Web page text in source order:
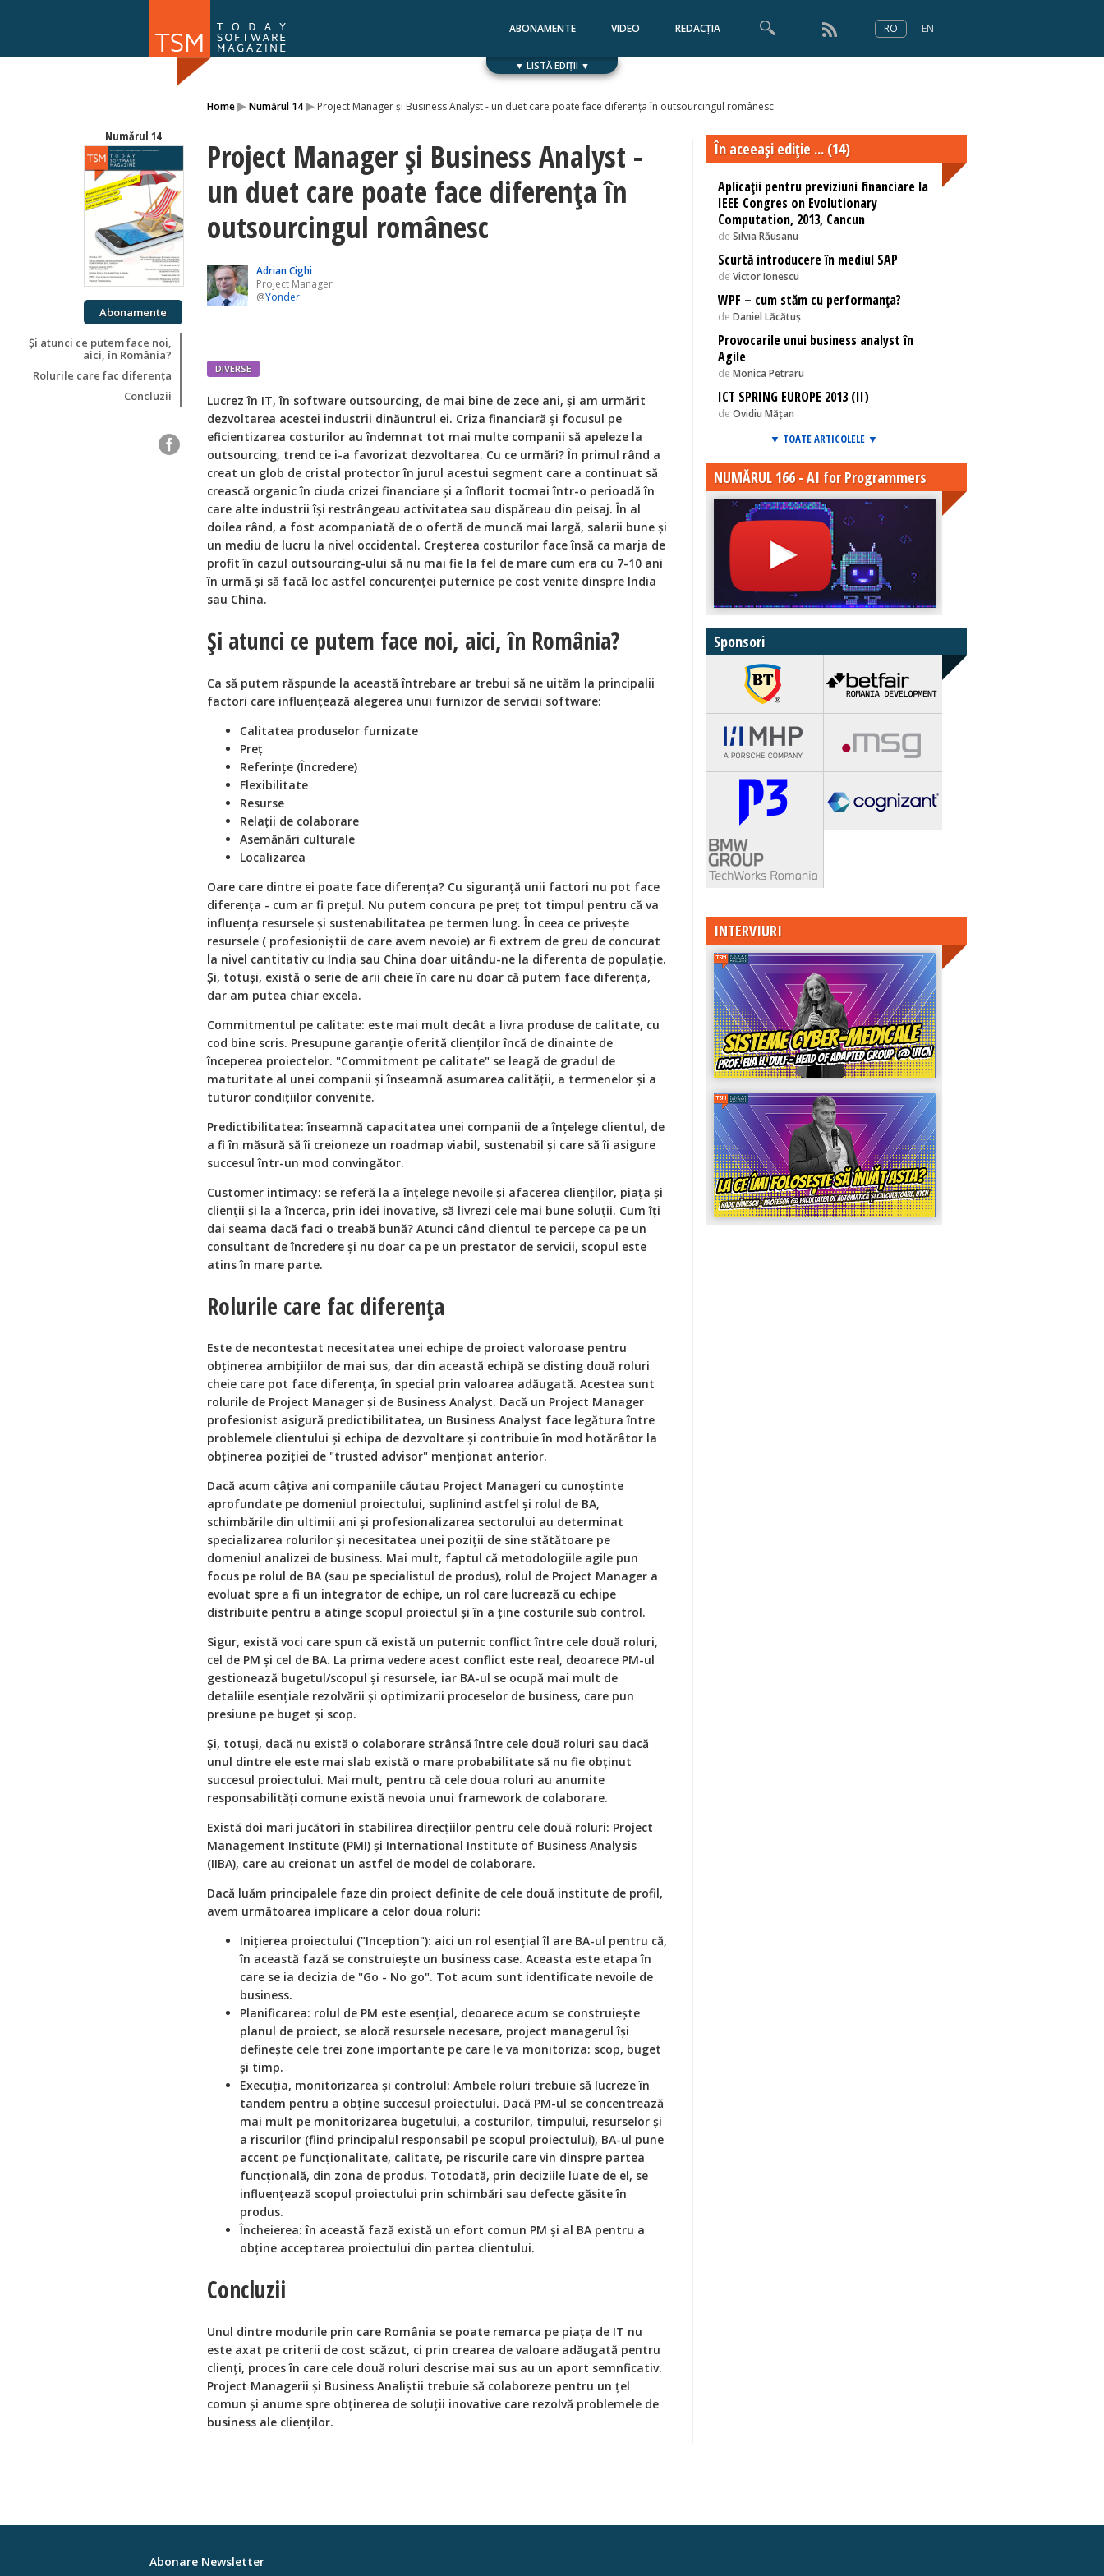
ABONAMENTE VIDEO REDACȚIA RO EN
▼ LISTĂ EDIȚII ▼
Home▸Numărul 14▸ Project Manager și Business Analyst - un duet care poate face diferența în outsourcingul românesc
Numărul 14
Abonamente
Și atunci ce putem face noi,
aici, în România?
Rolurile care fac diferența
Concluzii
Project Manager și Business Analyst -
un duet care poate face diferența în
outsourcingul românesc
Adrian Cighi
Project Manager
@Yonder
DIVERSE
Lucrez în IT, în software outsourcing, de mai bine de zece ani, și am urmărit
dezvoltarea acestei industrii dinăuntrul ei. Criza financiară și focusul pe
eficientizarea costurilor au îndemnat tot mai multe companii să apeleze la
outsourcing, trend ce i-a favorizat dezvoltarea. Cu ce urmări? În primul rând a
creat un glob de cristal protector în jurul acestui segment care a continuat să
crească organic în ciuda crizei financiare și a înflorit tocmai într-o perioadă în
care alte industrii își restrângeau activitatea sau dispăreau din peisaj. În al
doilea rând, a fost acompaniată de o ofertă de muncă mai largă, salarii bune și
un mediu de lucru la nivel occidental. Creșterea costurilor face însă ca marja de
profit în cazul outsourcing-ului să nu mai fie la fel de mare cum era cu 7-10 ani
în urmă și să facă loc astfel concurenței puternice pe cost venite dinspre India
sau China.
Și atunci ce putem face noi, aici, în România?
Ca să putem răspunde la această întrebare ar trebui să ne uităm la principalii
factori care influențează alegerea unui furnizor de servicii software:
Calitatea produselor furnizate
Preț
Referințe (Încredere)
Flexibilitate
Resurse
Relații de colaborare
Asemănări culturale
Localizarea
Oare care dintre ei poate face diferența? Cu siguranță unii factori nu pot face
diferența - cum ar fi prețul. Nu putem concura pe preț tot timpul pentru că va
influența resursele și sustenabilitatea pe termen lung. În ceea ce privește
resursele ( profesioniștii de care avem nevoie) ar fi extrem de greu de concurat
la nivel cantitativ cu India sau China doar uitându-ne la diferenta de populație.
Și, totuși, există o serie de arii cheie în care nu doar că putem face diferența,
dar am putea chiar excela.
Commitmentul pe calitate: este mai mult decât a livra produse de calitate, cu
cod bine scris. Presupune garanție oferită clienților încă de dinainte de
începerea proiectelor. "Commitment pe calitate" se leagă de gradul de
maturitate al unei companii și înseamnă asumarea calității, a termenelor și a
tuturor condițiilor convenite.
Predictibilitatea: înseamnă capacitatea unei companii de a înțelege clientul, de
a fi în măsură să îi creioneze un roadmap viabil, sustenabil și care să îi asigure
succesul într-un mod convingător.
Customer intimacy: se referă la a înțelege nevoile și afacerea clienților, piața și
clienții și la a încerca, prin idei inovative, să livrezi cele mai bune soluții. Cum îți
dai seama dacă faci o treabă bună? Atunci când clientul te percepe ca pe un
consultant de încredere și nu doar ca pe un prestator de servicii, scopul este
atins în mare parte.
Rolurile care fac diferența
Este de necontestat necesitatea unei echipe de proiect valoroase pentru
obținerea ambițiilor de mai sus, dar din această echipă se disting două roluri
cheie care pot face diferența, în special prin valoarea adăugată. Acestea sunt
rolurile de Project Manager și de Business Analyst. Dacă un Project Manager
profesionist asigură predictibilitatea, un Business Analyst face legătura între
problemele clientului și echipa de dezvoltare și contribuie în mod hotărâtor la
obținerea poziției de "trusted advisor" menționat anterior.
Dacă acum câțiva ani companiile căutau Project Manageri cu cunoștinte
aprofundate pe domeniul proiectului, suplinind astfel și rolul de BA,
schimbările din ultimii ani și profesionalizarea sectorului au determinat
specializarea rolurilor și necesitatea unei poziții de sine stătătoare pe
domeniul analizei de business. Mai mult, faptul că metodologiile agile pun
focus pe rolul de BA (sau pe specialistul de produs), rolul de Project Manager a
evoluat spre a fi un integrator de echipe, un rol care lucrează cu echipe
distribuite pentru a atinge scopul proiectul și în a ține costurile sub control.
Sigur, există voci care spun că există un puternic conflict între cele două roluri,
cel de PM și cel de BA. La prima vedere acest conflict este real, deoarece PM-ul
gestionează bugetul/scopul și resursele, iar BA-ul se ocupă mai mult de
detaliile esențiale rezolvării și optimizarii proceselor de business, care pun
presiune pe buget și scop.
Și, totuși, dacă nu există o colaborare strânsă între cele două roluri sau dacă
unul dintre ele este mai slab există o mare probabilitate să nu fie obținut
succesul proiectului. Mai mult, pentru că cele doua roluri au anumite
responsabilități comune există nevoia unui framework de colaborare.
Există doi mari jucători în stabilirea direcțiilor pentru cele două roluri: Project
Management Institute (PMI) și International Institute of Business Analysis
(IIBA), care au creionat un astfel de model de colaborare.
Dacă luăm principalele faze din proiect definite de cele două institute de profil,
avem următoarea implicare a celor doua roluri:
Inițierea proiectului ("Inception"): aici un rol esențial îl are BA-ul pentru că,
în această fază se construiește un business case. Aceasta este etapa în
care se ia decizia de "Go - No go". Tot acum sunt identificate nevoile de
business.
Planificarea: rolul de PM este esențial, deoarece acum se construiește
planul de proiect, se alocă resursele necesare, project managerul își
definește cele trei zone importante pe care le va monitoriza: scop, buget
și timp.
Execuția, monitorizarea și controlul: Ambele roluri trebuie să lucreze în
tandem pentru a obține succesul proiectului. Dacă PM-ul se concentrează
mai mult pe monitorizarea bugetului, a costurilor, timpului, resurselor și
a riscurilor (fiind principalul responsabil pe scopul proiectului), BA-ul pune
accent pe funcționalitate, calitate, pe riscurile care vin dinspre partea
funcțională, din zona de produs. Totodată, prin deciziile luate de el, se
influențează scopul proiectului prin schimbări sau defecte găsite în
produs.
Încheierea: în această fază există un efort comun PM și al BA pentru a
obține acceptarea proiectului din partea clientului.
Concluzii
Unul dintre modurile prin care România se poate remarca pe piața de IT nu
este axat pe criterii de cost scăzut, ci prin crearea de valoare adăugată pentru
clienți, proces în care cele două roluri descrise mai sus au un aport semnficativ.
Project Managerii și Business Analiștii trebuie să colaboreze pentru un țel
comun și anume spre obținerea de soluții inovative care rezolvă problemele de
business ale clienților.
În aceeaşi ediţie ... (14)
Aplicații pentru previziuni financiare la
IEEE Congres on Evolutionary
Computation, 2013, Cancun
de Silvia Răusanu
Scurtă introducere în mediul SAP
de Victor Ionescu
WPF – cum stăm cu performanța?
de Daniel Lăcătuș
Provocarile unui business analyst în
Agile
de Monica Petraru
ICT SPRING EUROPE 2013 (II)
de Ovidiu Mățan
▼ TOATE ARTICOLELE ▼
NUMĂRUL 166 - AI for Programmers
Sponsori
INTERVIURI
Abonare Newsletter